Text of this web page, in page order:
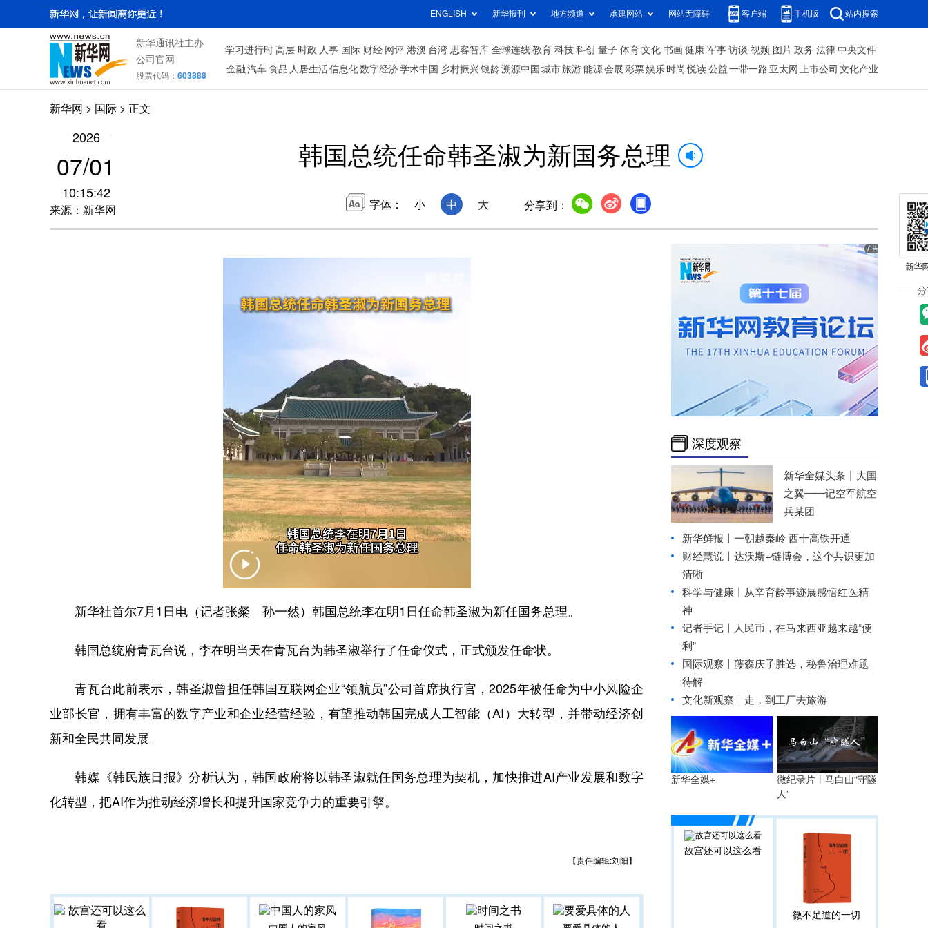
ENGLISH 新华报刊 地方频道 承建网站 网站无障碍 客户端 手机版 站内搜索
新华通讯社主办
公司官网
股票代码： 603888
学习进行时 高层 时政 人事 国际 财经 网评 港澳 台湾 思客智库 全球连线 教育 科技 科创 量子 体育 文化 书画 健康 军事 访谈 视频 图片 政务 法律 中央文件
金融 汽车 食品 人居生活信息化数字经济学术中国 乡村振兴银龄溯源中国 城市旅游 能源 会展 彩票娱乐 时尚 悦读 公益 一带一路 亚太网 上市公司 文化产业
新华网 > 国际 > 正文
2026
07/01
10:15:42
来源：新华网
韩国总统任命韩圣淑为新国务总理
字体： 小 中 大 分享到：
新华社首尔7月1日电（记者张粲 孙一然）韩国总统李在明1日任命韩圣淑为新任国务总理。
韩国总统府青瓦台说，李在明当天在青瓦台为韩圣淑举行了任命仪式，正式颁发任命状。
青瓦台此前表示，韩圣淑曾担任韩国互联网企业“领航员”公司首席执行官，2025年被任命为中小风险企
业部长官，拥有丰富的数字产业和企业经营经验，有望推动韩国完成人工智能（AI）大转型，并带动经济创
新和全民共同发展。
韩媒《韩民族日报》分析认为，韩国政府将以韩圣淑就任国务总理为契机，加快推进AI产业发展和数字
化转型，把AI作为推动经济增长和提升国家竞争力的重要引擎。
【责任编辑:刘阳】
深度观察
新华全媒头条丨 大国
之翼——记空军航空
兵某团
新华鲜报丨一朝越秦岭 西十高铁开通
财经慧说丨达沃斯+链博会，这个共识更加
清晰
科学与健康丨从辛育龄事迹展感悟红医精
神
记者手记丨人民币，在马来西亚越来越“便
利”
国际观察丨 藤森庆子胜选，秘鲁治理难题
待解
文化新观察｜走，到工厂去旅游
新华全媒+
微纪录片丨马白山“守隧
人”
故宫还可以这么看
微不足道的一切